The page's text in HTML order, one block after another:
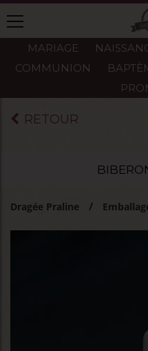
MARIAGE
COMMUNION
RETOUR
Dragée Praline
Emballages baptême-